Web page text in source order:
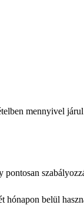
mennyivel
belül